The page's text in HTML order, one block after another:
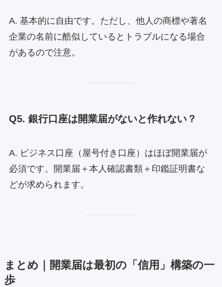
A. 基本的に自由です。ただし、他人の商標や著名
企業の名前に酷似しているとトラブルになる場合
があるので注意。
Q5. 銀行口座は開業届がないと作れない？
A. ビジネス口座（屋号付き口座）はほぼ開業届が
必須です。開業届＋本人確認書類＋印鑑証明書な
どが求められます。
まとめ｜開業届は最初の「信用」構築の一
歩